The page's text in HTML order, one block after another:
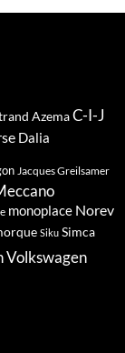
AzemaC-I-J
Dalia
Jacques Greilsamer
monoplace Norev
Siku Simca
Volkswagen